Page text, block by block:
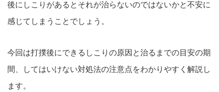
後にしこりがあるとそれが治らないのではないかと不安に
感じてしまうことでしょう。
今回は打撲後にできるしこりの原因と治るまでの目安の期
間、してはいけない対処法の注意点をわかりやすく解説し
ます。